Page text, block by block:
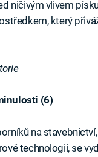
ničivým vlivem
který
(6)
na
technologii, se